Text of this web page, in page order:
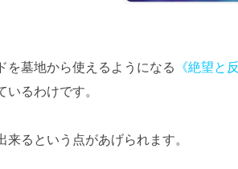
を墓地から使えるようになる 《絶望と
るわけです。
るという点があげられます。